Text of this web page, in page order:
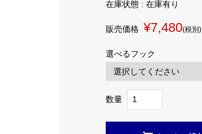
在庫状態 : 在庫有り
販売価格 ¥7,480(税別)
選べるフック
数量